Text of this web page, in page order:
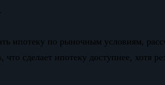
ипотеку по рыночным условиям,
что сделает ипотеку доступнее, хотя